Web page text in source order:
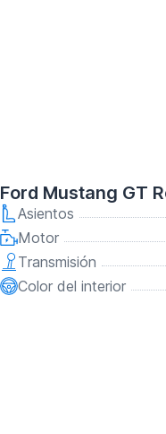
Ford Mustang GT
Asientos
Motor
Transmisión
Color del interior